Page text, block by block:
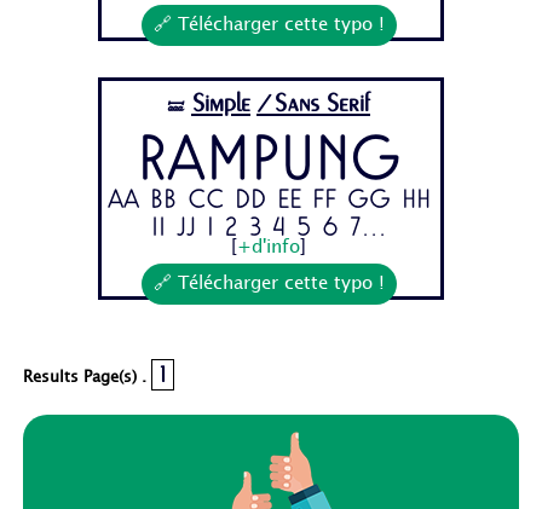
🔗 Télécharger cette typo !
🝛 Simple /Sans Serif
Rampung
Aa Bb Cc Dd Ee Ff Gg Hh
Ii Jj 1 2 3 4 5 6 7...
+d'info
🔗 Télécharger cette typo !
Results Page(s) . 1